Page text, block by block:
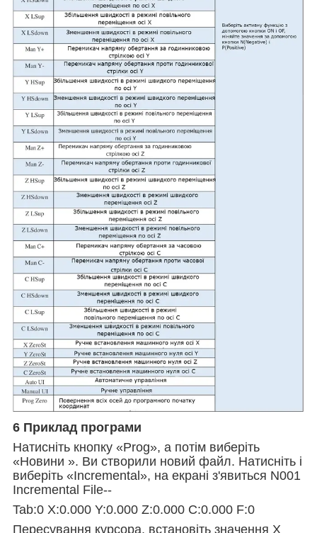
6 Приклад програми
Натисніть кнопку «Prog», а потім виберіть
«Новини ». Ви створили новий файл. Натисніть і
виберіть «Incremental», на екрані з'явиться N001
Incremental File--
Tab:0 X:0.000 Y:0.000 Z:0.000 C:0.000 F:0
Пересування курсора, встановіть значення X